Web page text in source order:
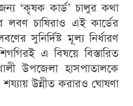
জন্য ‘কৃষক কার্ড’ চালুর কথা
লবণ চাষিরাও এই কার্ডের
সুনির্দিষ্ট মূল্য নির্ধারণ
এ বিষয়ে বিস্তারিত
উপজেলা হাসপাতালকে
উন্নীত করারও ঘোষণা